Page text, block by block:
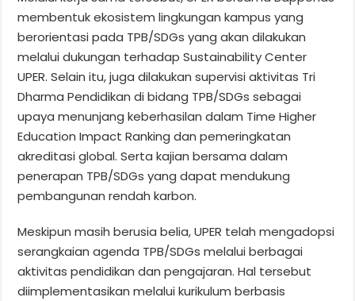
membentuk ekosistem lingkungan kampus yang
berorientasi pada TPB/SDGs yang akan dilakukan
melalui dukungan terhadap Sustainability Center
UPER. Selain itu, juga dilakukan supervisi aktivitas Tri
Dharma Pendidikan di bidang TPB/SDGs sebagai
upaya menunjang keberhasilan dalam Time Higher
Education Impact Ranking dan pemeringkatan
akreditasi global. Serta kajian bersama dalam
penerapan TPB/SDGs yang dapat mendukung
pembangunan rendah karbon.
Meskipun masih berusia belia, UPER telah mengadopsi
serangkaian agenda TPB/SDGs melalui berbagai
aktivitas pendidikan dan pengajaran. Hal tersebut
diimplementasikan melalui kurikulum berbasis